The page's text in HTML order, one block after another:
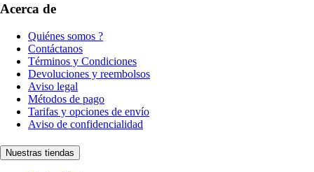
Acerca de
Quiénes somos ?
Contáctanos
Términos y Condiciones
Devoluciones y reembolsos
Aviso legal
Métodos de pago
Tarifas y opciones de envío
Aviso de confidencialidad
Nuestras tiendas